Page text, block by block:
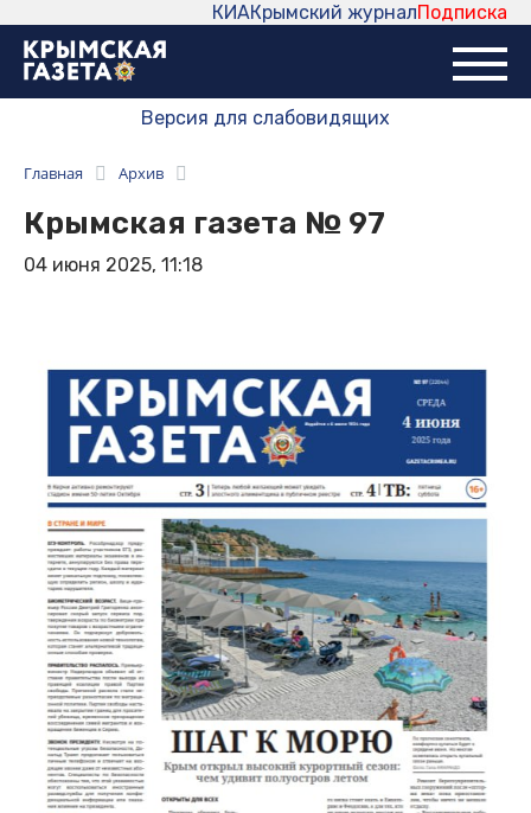
Подписка
Крымский журнал
КИА
Версия для слабовидящих
Главная Архив
Крымская газета № 97
04 июня 2025, 11:18